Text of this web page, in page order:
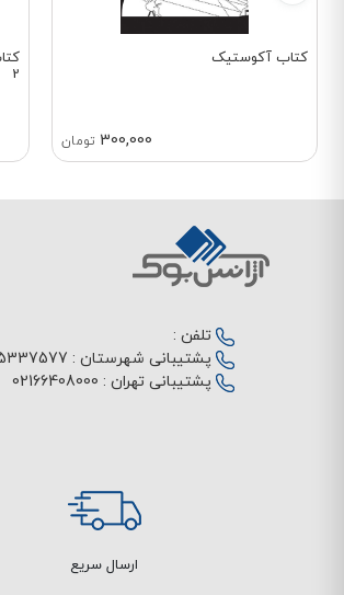
کتاب آکوستیک
300,000 تومان
2
تلفن :
پشتیبانی شهرستان :
پشتیبانی تهران : 02166408000
ارسال سریع